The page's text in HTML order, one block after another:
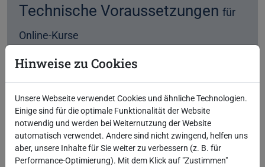
Technische Voraussetzungen für
Online-Kurse
Folgende Tools sind im Einsatz:
Zoom oder GoTo Webinarfür die
Präsentation der Kursinhalte
Für Inhouse-Kurse können individuelle
Softwarelösungen zum Einsatz kommen
Hinweise zu Cookies
Unsere Webseite verwendet Cookies und ähnliche Technologien.
Einige sind für die optimale Funktionalität der Website
notwendig und werden bei Weiternutzung der Website
automatisch verwendet. Andere sind nicht zwingend, helfen uns
aber, unsere Inhalte für Sie weiter zu verbessern (z. B. für
Performance-Optimierung). Mit dem Klick auf "Zustimmen"